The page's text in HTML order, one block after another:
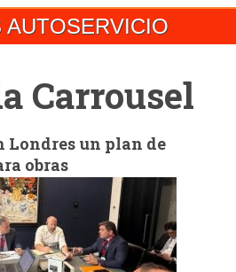
AUTOSERVICIO
Carrousel
Londres un plan de
obras